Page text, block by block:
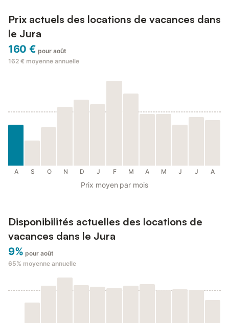
Prix actuels des locations de vacances dans
le Jura
160 € pour août
162 € moyenne annuelle
A S O N D J F M A M J J A
Prix moyen par mois
Disponibilités actuelles des locations de
vacances dans le Jura
9% pour août
65% moyenne annuelle